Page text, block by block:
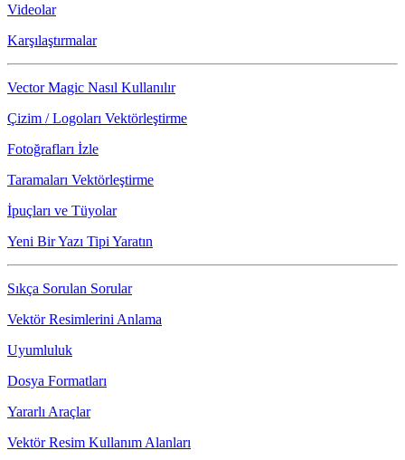
Videolar
Karşılaştırmalar
Vector Magic Nasıl Kullanılır
Çizim / Logoları Vektörleştirme
Fotoğrafları İzle
Taramaları Vektörleştirme
İpuçları ve Tüyolar
Yeni Bir Yazı Tipi Yaratın
Sıkça Sorulan Sorular
Vektör Resimlerini Anlama
Uyumluluk
Dosya Formatları
Yararlı Araçlar
Vektör Resim Kullanım Alanları